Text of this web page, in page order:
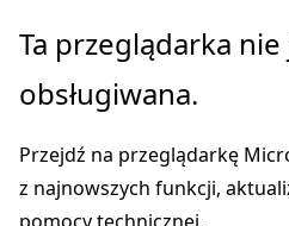
Przejdź
głównej
Ta przeglądarka
obsługiwana.
Przejdź na przeglądarkę
z najnowszych funkcji,